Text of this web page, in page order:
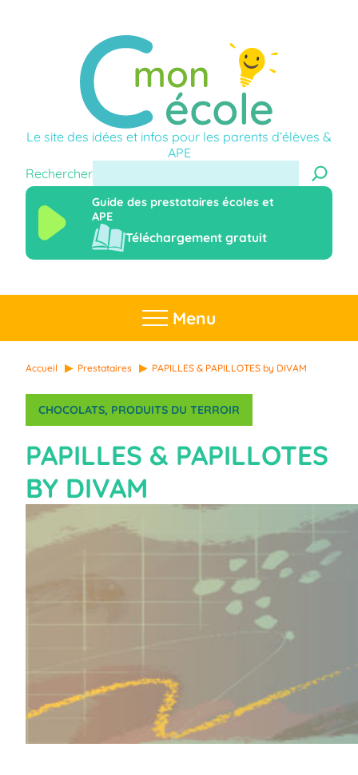
Le site des idées et infos pour les parents d’élèves &
APE
Rechercher
Guide des prestataires écoles et
APE
Téléchargement gratuit
Menu
Accueil Prestataires PAPILLES & PAPILLOTES by DIVAM
CHOCOLATS, PRODUITS DU TERROIR
PAPILLES & PAPILLOTES
BY DIVAM